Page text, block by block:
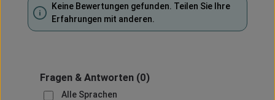
Keine Bewertungen gefunden. Teilen Sie Ihre
Erfahrungen mit anderen.
Fragen & Antworten(0)
Alle Sprachen